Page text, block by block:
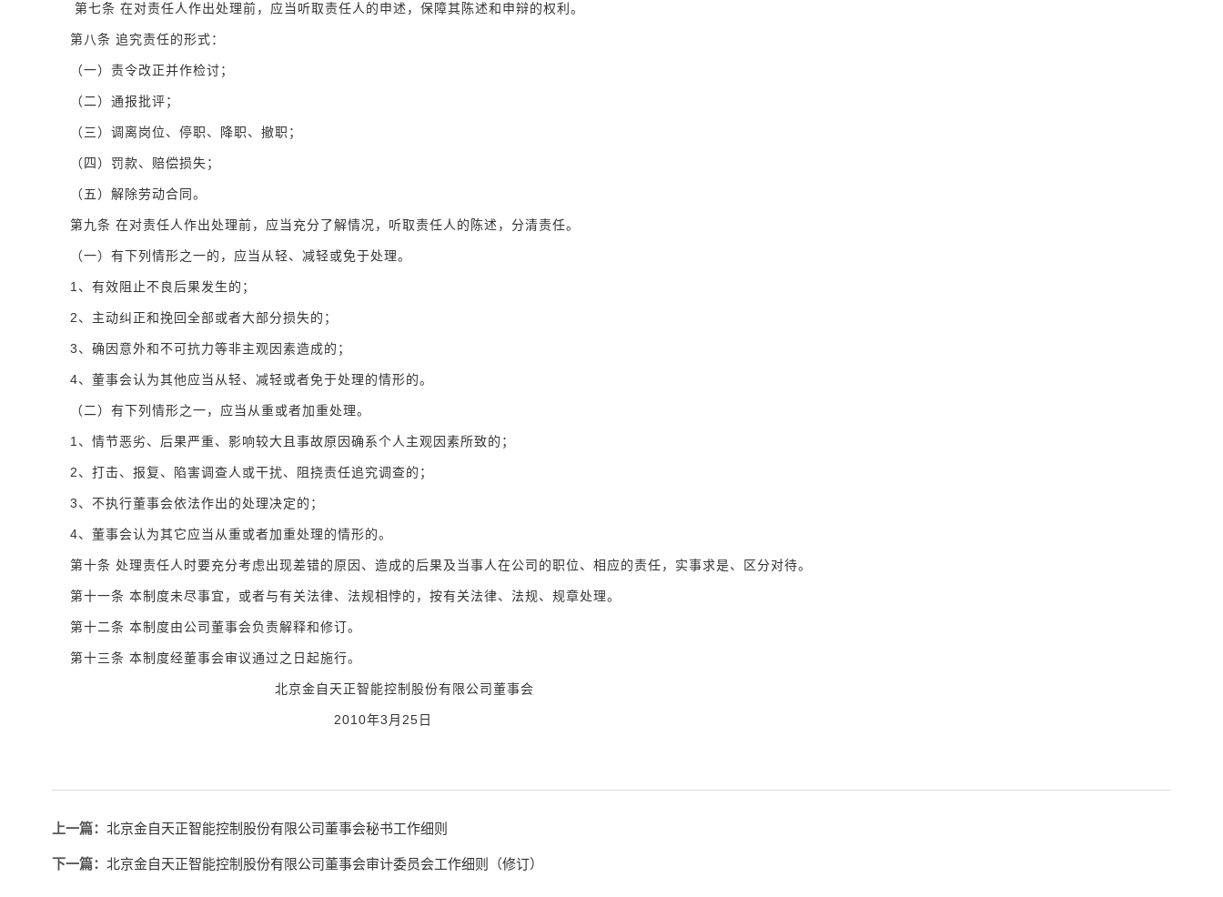
第七条 在对责任人作出处理前，应当听取责任人的申述，保障其陈述和申辩的权利。
第八条 追究责任的形式：
（一）责令改正并作检讨；
（二）通报批评；
（三）调离岗位、停职、降职、撤职；
（四）罚款、赔偿损失；
（五）解除劳动合同。
第九条 在对责任人作出处理前，应当充分了解情况，听取责任人的陈述，分清责任。
（一）有下列情形之一的，应当从轻、减轻或免于处理。
1、有效阻止不良后果发生的；
2、主动纠正和挽回全部或者大部分损失的；
3、确因意外和不可抗力等非主观因素造成的；
4、董事会认为其他应当从轻、减轻或者免于处理的情形的。
（二）有下列情形之一，应当从重或者加重处理。
1、情节恶劣、后果严重、影响较大且事故原因确系个人主观因素所致的；
2、打击、报复、陷害调查人或干扰、阻挠责任追究调查的；
3、不执行董事会依法作出的处理决定的；
4、董事会认为其它应当从重或者加重处理的情形的。
第十条 处理责任人时要充分考虑出现差错的原因、造成的后果及当事人在公司的职位、相应的责任，实事求是、区分对待。
第十一条 本制度未尽事宜，或者与有关法律、法规相悖的，按有关法律、法规、规章处理。
第十二条 本制度由公司董事会负责解释和修订。
第十三条 本制度经董事会审议通过之日起施行。
北京金自天正智能控制股份有限公司董事会
2010年3月25日
上一篇： 北京金自天正智能控制股份有限公司董事会秘书工作细则
下一篇： 北京金自天正智能控制股份有限公司董事会审计委员会工作细则（修订）